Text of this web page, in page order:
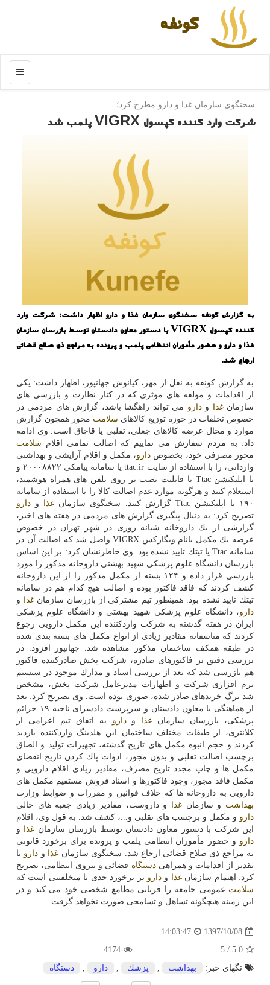
كونفه
منو
سخنگوی سازمان غذا و دارو مطرح كرد؛
شركت وارد كننده كپسول VIGRX پلمب شد
به گزارش كونفه سخنگوی سازمان غذا و دارو اظهار داشت: شركت وارد
كننده كپسول VIGRX با دستور معاون دادستان توسط بازرسان سازمان
غذا و دارو و حضور مأموران انتظامی پلمب و پرونده به مراجع ذی صلاح قضائی
ارجاع شد.
به گزارش كونفه به نقل از مهر، كیانوش جهانپور، اظهار داشت: یكی
از اقدامات و مولفه های موثری كه در كنار نظارت و بازرسی های
سازمانغذا ودارو می تواند راهگشا باشد، گزارش های مردمی در
خصوص تخلفات در حوزه توزیع كالاهای سلامت محور همچون گزارش
موارد و محال عرضه كالاهای جعلی، تقلبی یا قاچاق است. وی ادامه
داد: به مردم سفارش می نماییم كه اصالت تمامی اقلام سلامت
محور مصرفی خود، بخصوص دارو، مكمل و اقلام آرایشی و بهداشتی
وارداتی، را با استفاده از سایت ttac.ir یا سامانه پیامكی ۲۰۰۰۸۸۲۲ و
یا اپلیكیشن Ttac با قابلیت نصب بر روی تلفن های همراه هوشمند،
استعلام كنند و هرگونه موارد عدم اصالت كالا را با استفاده از سامانه
۱۹۰ یا اپلیكیشن Ttac گزارش كنند. سخنگوی سازمان
غذا و دارو
تصریح كرد: به دنبال پیگیری گزارش های مردمی در هفته های اخیر،
گزارشی از یك داروخانه شبانه روزی در شهر تهران در خصوص
عرضه یك مكمل بانام ویگاركس VIGRX واصل شد كه اصالت آن در
سامانه Ttac یا تیتك تایید نشده بود. وی خاطرنشان كرد: بر این اساس
بازرسان دانشگاه علوم پزشكی شهید بهشتی داروخانه مذكور را مورد
بازرسی قرار داده و ۱۲۴ بسته از مكمل مذكور را از این داروخانه
كشف كردند كه فاقد فاكتور بوده و اصالت هیچ كدام هم در سامانه
تیتك تایید نشده بود. همینطور تیم مشتركی از بازرسان سازمانغذا و
دارو، دانشگاه علوم پزشكی شهید بهشتی و دانشگاه علوم پزشكی
ایران در هفته گذشته به شركت واردكننده این مكمل دارویی رجوع
كردند كه متاسفانه مقادیر زیادی از انواع مكمل های بسته بندی شده
در طبقه همكف ساختمان مذكور مشاهده شد. جهانپور افزود: در
بررسی دقیق تر فاكتورهای صادره، شركت پخش صادركننده فاكتور
هم بازرسی شد كه بعد از بررسی اسناد و مدارك موجود در سیستم
نرم افزاری شركت و اظهارات مدیرعامل شركت پخش، مشخص
شد برگ خریدهای صادر شده، صوری بوده است. وی تصریح كرد: بعد
از هماهنگی با معاون دادستان و سرپرست دادسرای ناحیه ۱۹ جرائم
پزشكی، بازرسان سازمان غذا ودارو به اتفاق تیم اعزامی از
كلانتری، از طبقات مختلف ساختمان این هلدینگ واردكننده بازدید
كردند و حجم انبوه مكمل های تاریخ گذشته، تجهیزات تولید و الصاق
برچسب اصالت تقلبی و بدون مجوز، ادوات پاك كردن تاریخ انقضای
مكمل ها و چاپ مجدد تاریخ مصرف، مقادیر زیادی اقلام دارویی و
مكمل فاقد مجوز، وجود فاكتورها و اسناد فروش مستقیم مكمل های
دارویی به داروخانه ها كه خلاف قوانین و مقررات و ضوابط وزارت
بهداشت و سازمانغذا و داروست، مقادیر زیادی جعبه های خالی
دارو و مكمل و برچسب های تقلبی و...، كشف شد. به قول وی، اقلام
این شركت با دستور معاون دادستان توسط بازرسان سازمان غذا و
دارو و حضور مأموران انتظامی پلمب و پرونده برای برخورد قانونی
به مراجع ذی صلاح قضائی ارجاع شد. سخنگوی سازمان غذا و دارو با
تقدیر از اقدامات و همراهیدستگاه قضائی و نیروی انتظامی، تصریح
كرد: اهتمام سازمانغذا ودارو بر برخورد جدی با متخلفینی است كه
سلامت عمومی جامعه را قربانی مطامع شخصی خود می كند و در
این زمینه هیچگونه تساهل و تسامحی صورت نخواهد گرفت.
1397/10/08
14:03:47
5.0
/ 5
4174
تگهای خبر:
بهداشت , پزشك , دارو , دستگاه